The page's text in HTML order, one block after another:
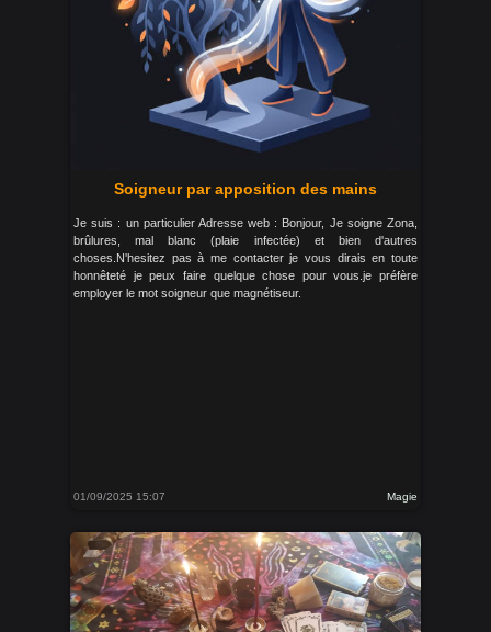
Soigneur par apposition des mains
Je suis : un particulier Adresse web : Bonjour, Je soigne Zona,
brûlures, mal blanc (plaie infectée) et bien d'autres
choses.N'hesitez pas à me contacter je vous dirais en toute
honnêteté je peux faire quelque chose pour vous.je préfère
employer le mot soigneur que magnétiseur.
01/09/2025 15:07 Magie